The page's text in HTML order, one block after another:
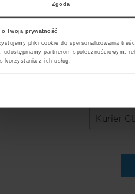
Zgoda
o Twoją prywatność
pliki cookie do spersonalizowania
udostępniamy partnerom społecznościowym,
korzystania z ich usług.
GLS